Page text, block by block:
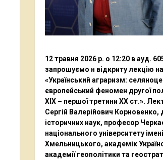
12 травня 2026 р. о 12:20 в ауд.
запрошуємо н відкриту лекцію
«Український аграризм:
європейський феномен другої
ХІХ – першої третини ХХ ст.».
Сергій Валерійович Корновенко,
історичних наук, професор
національного університету
Хмельницького, академік
академії геополітики та